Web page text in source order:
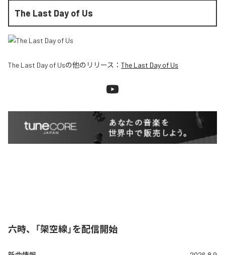
The Last Day of Us
The Last Day of Usの他のリリース： The Last Day of Us
六時、「架空線」を配信開始